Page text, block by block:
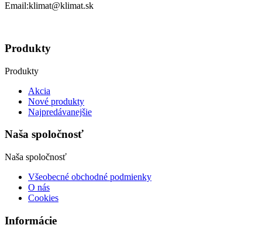
Email:klimat@klimat.sk
Produkty
Produkty
Akcia
Nové produkty
Najpredávanejšie
Naša spoločnosť
Naša spoločnosť
Všeobecné obchodné podmienky
O nás
Cookies
Informácie